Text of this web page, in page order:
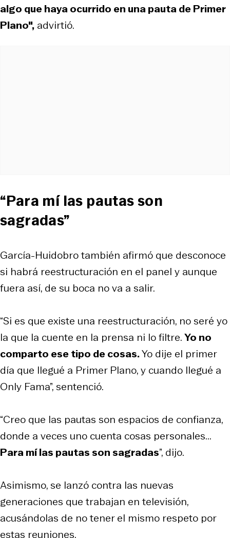
algo que haya ocurrido en una pauta de Primer
Plano", advirtió.
“Para mí las pautas son
sagradas”
García-Huidobro también afirmó que desconoce
si habrá reestructuración en el panel y aunque
fuera así, de su boca no va a salir.
“Si es que existe una reestructuración, no seré yo
la que la cuente en la prensa ni lo filtre.Yo no
comparto ese tipo de cosas.Yo dije el primer
día que llegué a Primer Plano, y cuando llegué a
Only Fama”, sentenció.
“Creo que las pautas son espacios de confianza,
donde a veces uno cuenta cosas personales...
Para mí las pautas son sagradas”, dijo.
Asimismo, se lanzó contra las nuevas
generaciones que trabajan en televisión,
acusándolas de no tener el mismo respeto por
estas reuniones.